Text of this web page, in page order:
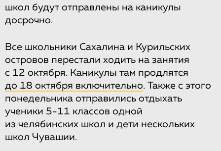
школ будут отправлены на каникулы
досрочно.
Все школьники Сахалина и Курильских
островов перестали ходить на занятия
с 12 октября. Каникулы там продлятся
до 18 октября включительно. Также с этого
понедельника отправились отдыхать
ученики 5-11 классов одной
из челябинских школ и дети нескольких
школ Чувашии.